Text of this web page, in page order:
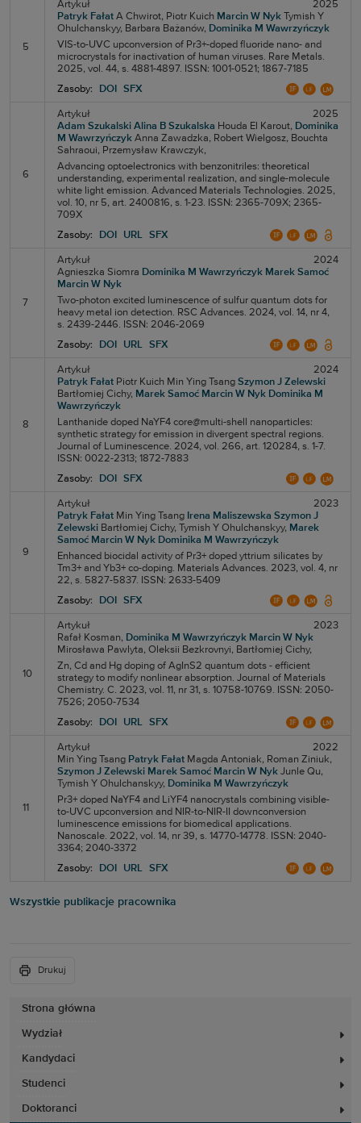
Strona główna
Wydział
Kandydaci
Studenci
Doktoranci
5
Artykuł
2025
Patryk Fałat A Chwirot, Piotr Kuich Marcin W Nyk Tymish Y
Ohulchanskyy, Barbara Bażanów, Dominika M Wawrzyńczyk
VIS-to-UVC upconversion of Pr3+-doped fluoride nano- and
microcrystals for inactivation of human viruses. Rare Metals.
2025, vol. 44, s. 4881-4897. ISSN: 1001-0521; 1867-7185
Zasoby:
DOI SFX
6
Artykuł
2025
Adam Szukalski Alina B Szukalska Houda El Karout, Dominika
M Wawrzyńczyk Anna Zawadzka, Robert Wielgosz, Bouchta
Sahraoui, Przemysław Krawczyk,
Advancing optoelectronics with benzonitriles: theoretical
understanding, experimental realization, and single-molecule
white light emission. Advanced Materials Technologies. 2025,
vol. 10, nr 5, art. 2400816, s. 1-23. ISSN: 2365-709X; 2365-
709X
Zasoby:
DOI URL SFX
7
Artykuł
2024
Agnieszka Siomra Dominika M Wawrzyńczyk Marek Samoć
Marcin W Nyk
Two-photon excited luminescence of sulfur quantum dots for
heavy metal ion detection. RSC Advances. 2024, vol. 14, nr 4,
s. 2439-2446. ISSN: 2046-2069
Zasoby:
DOI URL SFX
8
Artykuł
2024
Patryk Fałat Piotr Kuich Min Ying Tsang Szymon J Zelewski
Bartłomiej Cichy, Marek Samoć Marcin W Nyk Dominika M
Wawrzyńczyk
Lanthanide doped NaYF4 core@multi-shell nanoparticles:
synthetic strategy for emission in divergent spectral regions.
Journal of Luminescence. 2024, vol. 266, art. 120284, s. 1-7.
ISSN: 0022-2313; 1872-7883
Zasoby:
DOI SFX
9
Artykuł
2023
Patryk Fałat Min Ying Tsang Irena Maliszewska Szymon J
Zelewski Bartłomiej Cichy, Tymish Y Ohulchanskyy, Marek
Samoć Marcin W Nyk Dominika M Wawrzyńczyk
Enhanced biocidal activity of Pr3+ doped yttrium silicates by
Tm3+ and Yb3+ co-doping. Materials Advances. 2023, vol. 4, nr
22, s. 5827-5837. ISSN: 2633-5409
Zasoby:
DOI SFX
10
Artykuł
2023
Rafał Kosman, Dominika M Wawrzyńczyk Marcin W Nyk
Mirosława Pawlyta, Oleksii Bezkrovnyi, Bartłomiej Cichy,
Zn, Cd and Hg doping of AgInS2 quantum dots - efficient
strategy to modify nonlinear absorption. Journal of Materials
Chemistry. C. 2023, vol. 11, nr 31, s. 10758-10769. ISSN: 2050-
7526; 2050-7534
Zasoby:
DOI URL SFX
11
Artykuł
2022
Min Ying Tsang Patryk Fałat Magda Antoniak, Roman Ziniuk,
Szymon J Zelewski Marek Samoć Marcin W Nyk Junle Qu,
Tymish Y Ohulchanskyy, Dominika M Wawrzyńczyk
Pr3+ doped NaYF4 and LiYF4 nanocrystals combining visible-
to-UVC upconversion and NIR-to-NIR-II downconversion
luminescence emissions for biomedical applications.
Nanoscale. 2022, vol. 14, nr 39, s. 14770-14778. ISSN: 2040-
3364; 2040-3372
Zasoby:
DOI URL SFX
Wszystkie publikacje pracownika
Drukuj